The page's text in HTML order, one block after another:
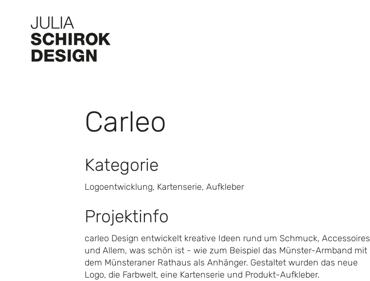
Carleo
Kategorie
Logoentwicklung, Kartenserie, Aufkleber
Projektinfo
carleo Design entwickelt kreative Ideen rund um Schmuck, Accessoires
und Allem, was schön ist - wie zum Beispiel das Münster-Armband mit
dem Münsteraner Rathaus als Anhänger. Gestaltet wurden das neue
Logo, die Farbwelt, eine Kartenserie und Produkt-Aufkleber.